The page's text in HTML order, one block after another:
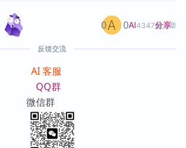
AI4347篇文章
0 0 分享
反馈交流
AI 客服
QQ群
微信群